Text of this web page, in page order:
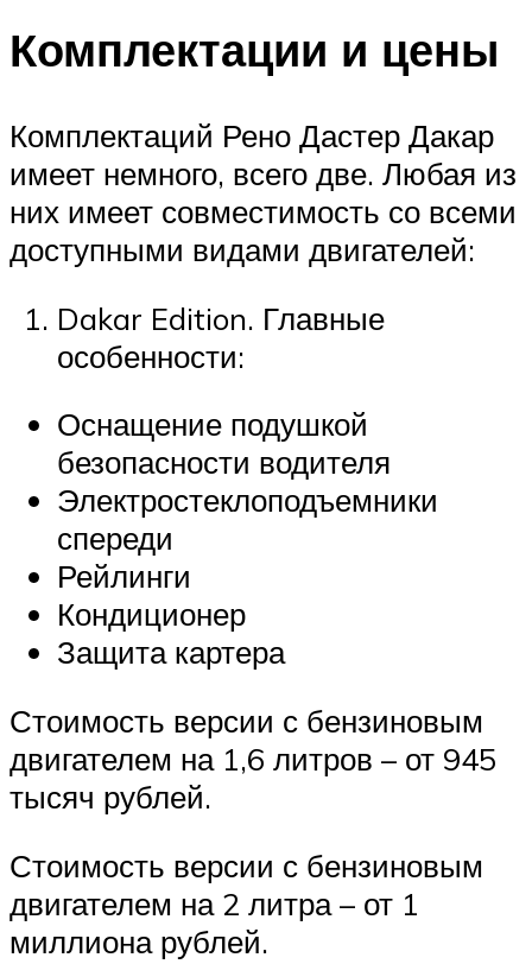
Комплектации и цены
Комплектаций Рено Дастер Дакар
имеет немного, всего две. Любая из
них имеет совместимость со всеми
доступными видами двигателей:
Dakar Edition. Главные
особенности:
Оснащение подушкой
безопасности водителя
Электростеклоподъемники
спереди
Рейлинги
Кондиционер
Защита картера
Стоимость версии с бензиновым
двигателем на 1,6 литров – от 945
тысяч рублей.
Стоимость версии с бензиновым
двигателем на 2 литра – от 1
миллиона рублей.